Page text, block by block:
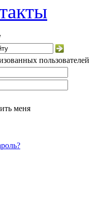
пользователей
меня